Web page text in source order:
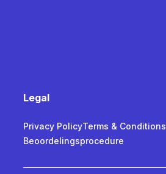
Legal
Privacy PolicyTerms & Conditions
Beoordelingsprocedure